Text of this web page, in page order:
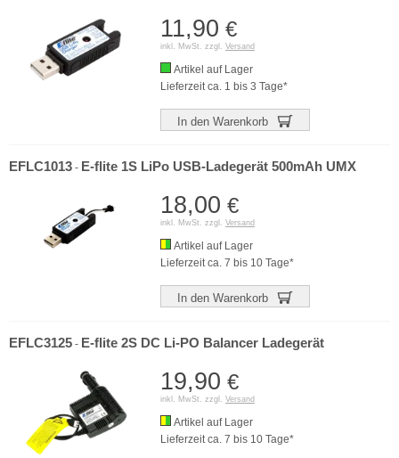
11,90 €
inkl. MwSt. zzgl. Versand
Artikel auf Lager
Lieferzeit ca. 1 bis 3 Tage*
In den Warenkorb
EFLC1013 - E-flite 1S LiPo USB-Ladegerät 500mAh UMX
18,00 €
inkl. MwSt. zzgl. Versand
Artikel auf Lager
Lieferzeit ca. 7 bis 10 Tage*
In den Warenkorb
EFLC3125 - E-flite 2S DC Li-PO Balancer Ladegerät
19,90 €
inkl. MwSt. zzgl. Versand
Artikel auf Lager
Lieferzeit ca. 7 bis 10 Tage*